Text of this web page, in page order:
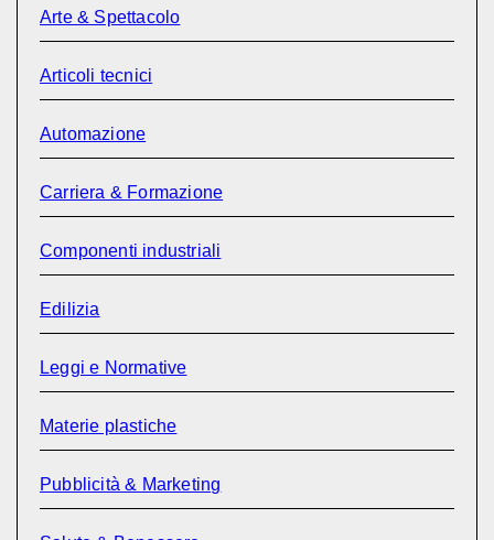
Arte & Spettacolo
Articoli tecnici
Automazione
Carriera & Formazione
Componenti industriali
Edilizia
Leggi e Normative
Materie plastiche
Pubblicità & Marketing